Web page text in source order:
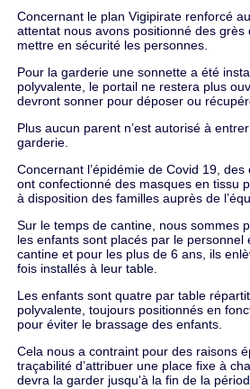
Concernant le plan Vigipirate renforcé
attentat nous avons positionné des grès
mettre en sécurité les personnes.
Pour la garderie une sonnette a été
polyvalente, le portail ne restera plus
devront sonner pour déposer ou
Plus aucun parent n’est autorisé à
garderie.
Concernant l’épidémie de Covid 19,
ont confectionné des masques en tissu
à disposition des familles auprès de
Sur le temps de cantine, nous sommes
les enfants sont placés par le personnel
cantine et pour les plus de 6 ans, ils
fois installés à leur table.
Les enfants sont quatre par table
polyvalente, toujours positionnés en
pour éviter le brassage des enfants.
Cela nous a contraint pour des raisons
traçabilité d’attribuer une place fixe à
devra la garder jusqu'à la fin de la